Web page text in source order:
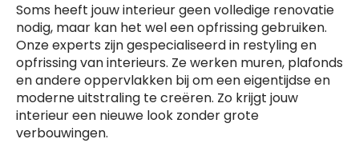
Soms heeft jouw interieur geen volledige renovatie
nodig, maar kan het wel een opfrissing gebruiken.
Onze experts zijn gespecialiseerd in restyling en
opfrissing van interieurs. Ze werken muren, plafonds
en andere oppervlakken bij om een eigentijdse en
moderne uitstraling te creëren. Zo krijgt jouw
interieur een nieuwe look zonder grote
verbouwingen.